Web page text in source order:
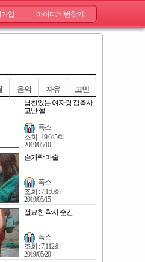
입 아이디/비번찾기
음악 자유 고민
남친있는 여자랑 접촉사
고난 썰
폭스
조회 : 19,645회
2019/05/10
손가락 마술
폭스
조회 : 7,159회
2019/05/15
절묘한 착시 순간
폭스
조회 : 7,112회
2019/05/20